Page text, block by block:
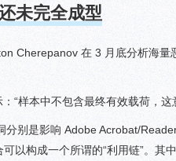
未完全成型
Cherepanov 在 3 月底分析海
“样本中不包含最终有效载荷，
分别是影响 Adobe Acrobat/
以构成一个所谓的“利用链”。